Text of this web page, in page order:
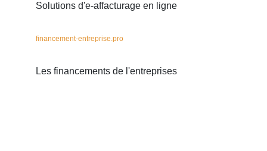
Solutions d'e-affacturage en ligne
financement-entreprise.pro
Les financements de l'entreprises